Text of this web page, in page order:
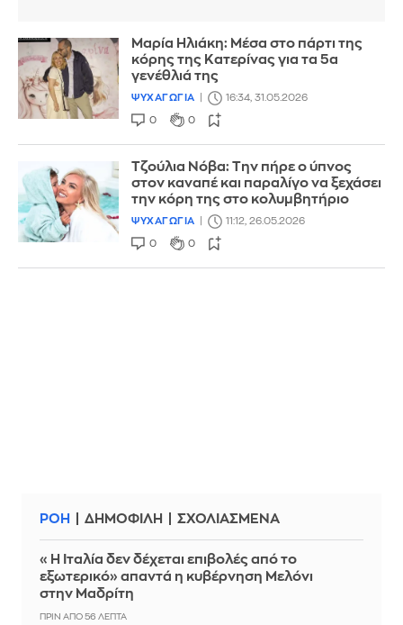
Μαρία Ηλιάκη: Μέσα στο πάρτι της
κόρης της Κατερίνας για τα 5α
γενέθλιά της
ΨΥΧΑΓΩΓΙΑ 16:34, 31.05.2026
0 0
Τζούλια Νόβα: Την πήρε ο ύπνος
στον καναπέ και παραλίγο να ξεχάσει
την κόρη της στο κολυμβητήριο
ΨΥΧΑΓΩΓΙΑ 11:12, 26.05.2026
0 0
ΡΟΗ ΔΗΜΟΦΙΛΗ ΣΧΟΛΙΑΣΜΕΝΑ
«Η Ιταλία δεν δέχεται επιβολές από το
εξωτερικό» απαντά η κυβέρνηση Μελόνι
στην Μαδρίτη
ΠΡΙΝ ΑΠΌ 56 ΛΕΠΤΆ